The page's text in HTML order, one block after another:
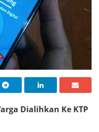
Dialihkan Ke KTP